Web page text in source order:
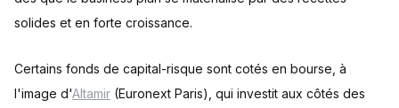
solides et en forte croissance.
Certains fonds de capital-risque sont cotés en bourse, à
l'image d'Altamir (Euronext Paris), qui investit aux côtés des